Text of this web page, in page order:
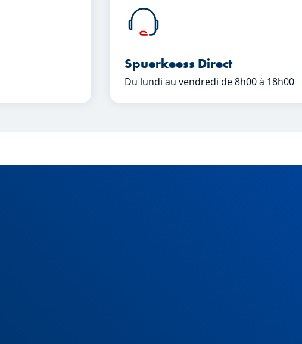
Spuerkeess Direct
Du lundi au vendredi de 8h00 à 18h00